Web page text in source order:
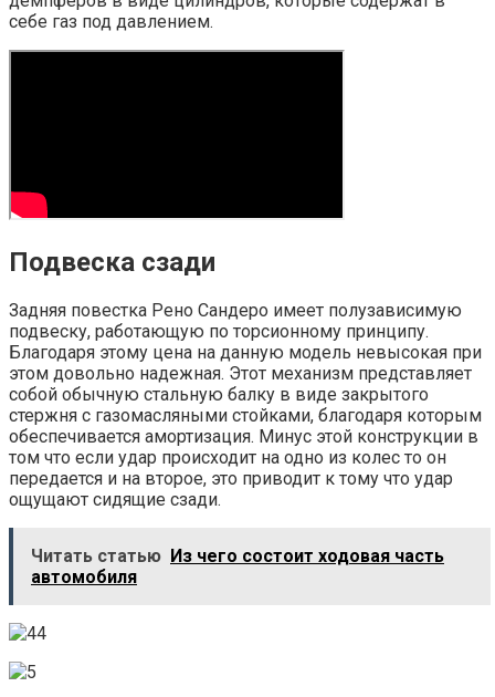
себе газ под давлением.
Подвеска сзади
Задняя повестка Рено Сандеро имеет полузависимую
подвеску, работающую по торсионному принципу.
Благодаря этому цена на данную модель невысокая при
этом довольно надежная. Этот механизм представляет
собой обычную стальную балку в виде закрытого
стержня с газомасляными стойками, благодаря которым
обеспечивается амортизация. Минус этой конструкции в
том что если удар происходит на одно из колес то он
передается и на второе, это приводит к тому что удар
ощущают сидящие сзади.
Читать статью Из чего состоит ходовая часть
автомобиля